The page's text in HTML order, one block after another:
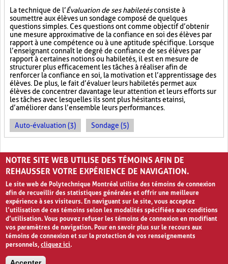
La technique de l’Évaluation de ses habiletésconsiste à
soumettre aux élèves un sondage composé de quelques
questions simples. Ces questions ont comme objectif d’obtenir
une mesure approximative de la confiance en soi des élèves par
rapport à une compétence ou à une aptitude spécifique. Lorsque
l’enseignant connaît le degré de confiance de ses élèves par
rapport à certaines notions ou habiletés, il est en mesure de
structurer plus efficacement les tâches à réaliser afin de
renforcer la confiance en soi, la motivation et l’apprentissage des
élèves. De plus, le fait d’évaluer leurs habiletés permet aux
élèves de concentrer davantage leur attention et leurs efforts sur
les tâches avec lesquelles ils sont plus hésitants et ainsi,
d’améliorer dans l’ensemble leurs performances.
Auto-évaluation (3) Sondage (5)
PAGES
« ‹ 1 2 3 4 5 › »
NOTRE SITE WEB UTILISE DES TÉMOINS AFIN DE
REHAUSSER VOTRE EXPÉRIENCE DE NAVIGATION.
Le site web de Polytechnique Montréal utilise des témoins de connexion
afin de recueillir des statistiques générales et offrir une meilleure
expérience à ses visiteurs. En naviguant sur le site, vous acceptez
l’utilisation de ces témoins selon les modalités spécifiées aux conditions
d’utilisation. Vous pouvez refuser les témoins de connexion en modifiant
vos paramètres de navigation. Pour en savoir plus sur le recours aux
témoins de connexion et sur la protection de vos renseignements
personnels,cliquez ici.